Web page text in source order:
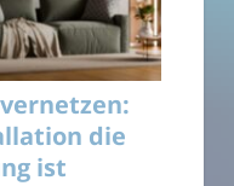
die
ist